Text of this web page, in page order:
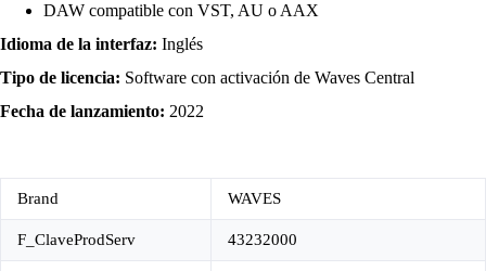
DAW compatible con VST, AU o AAX
Idioma de la interfaz: Inglés
Tipo de licencia: Software con activación de Waves Central
Fecha de lanzamiento: 2022
Brand WAVES
F_ClaveProdServ 43232000